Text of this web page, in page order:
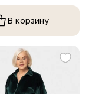
В корзину